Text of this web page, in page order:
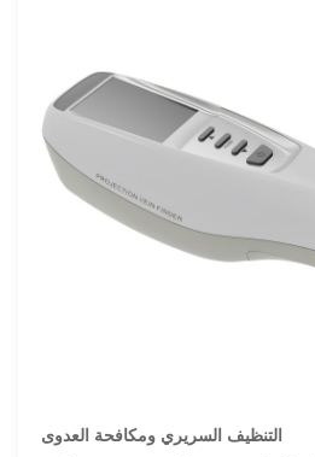
التنظيف السريري ومكافحة العدوى